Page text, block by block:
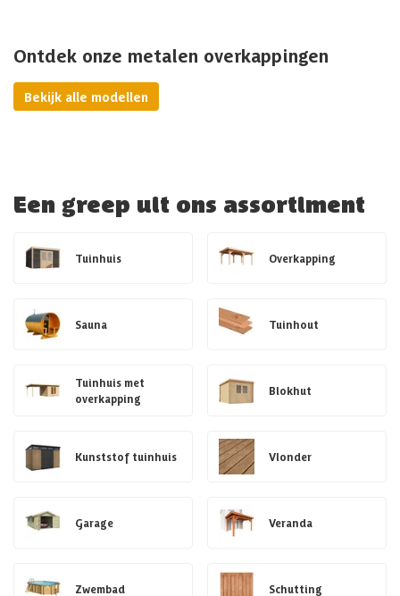
Ontdek onze metalen overkappingen
Bekijk alle modellen
Een greep uit ons assortiment
Tuinhuis Overkapping
Sauna Tuinhout
Tuinhuis met
overkapping
Blokhut
Kunststof tuinhuis Vlonder
Garage Veranda
Zwembad Schutting